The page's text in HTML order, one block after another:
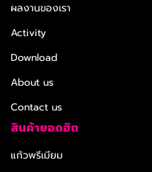
ผลงานของเรา
Activity
Download
About us
Contact us
สินค้ายอดฮิต
แก้วพรีเมียม